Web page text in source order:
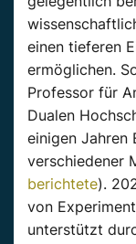
einen tieferen
ermöglichen.
Professor für
Dualen
einigen Jahren
verschiedener
berichtete).
von
unterstützt